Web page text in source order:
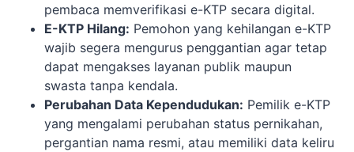
pembaca memverifikasi e-KTP secara digital.
E-KTP Hilang: Pemohon yang kehilangan e-KTP
wajib segera mengurus penggantian agar tetap
dapat mengakses layanan publik maupun
swasta tanpa kendala.
Perubahan Data Kependudukan: Pemilik e-KTP
yang mengalami perubahan status pernikahan,
pergantian nama resmi, atau memiliki data keliru